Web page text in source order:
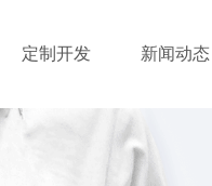
定制开发 新闻动态